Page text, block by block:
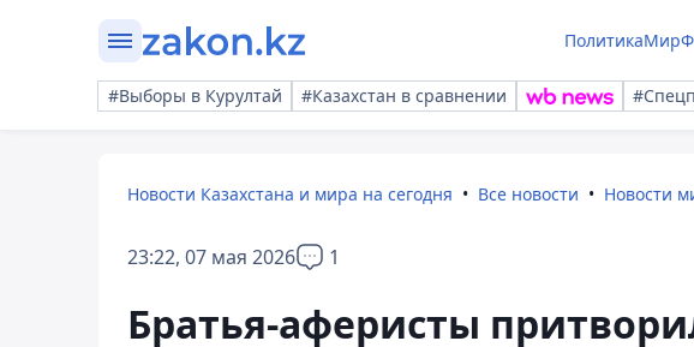
ПолитикаМир
#Выборы в Курултай #Казахстан в сравнении
Новости Казахстана и мира на сегодня Все новости Новости
23:22, 07 мая 2026 1
Братья-аферисты